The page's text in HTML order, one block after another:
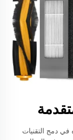
دمج التقنيات